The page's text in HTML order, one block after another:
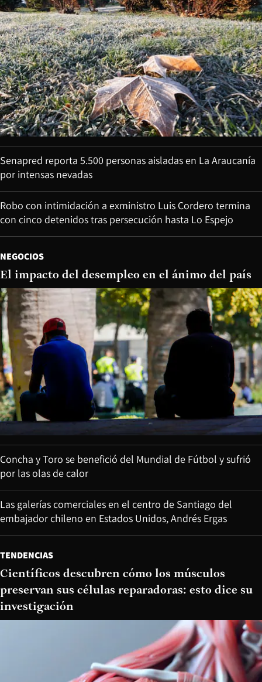
Senapred reporta 5.500 personas aisladas en La Araucanía
por intensas nevadas
Robo con intimidación a exministro Luis Cordero termina
con cinco detenidos tras persecución hasta Lo Espejo
NEGOCIOS
El impacto del desempleo en el ánimo del país
Concha y Toro se benefició del Mundial de Fútbol y sufrió
por las olas de calor
Las galerías comerciales en el centro de Santiago del
embajador chileno en Estados Unidos, Andrés Ergas
TENDENCIAS
Científicos descubren cómo los músculos
preservan sus células reparadoras: esto dice su
investigación